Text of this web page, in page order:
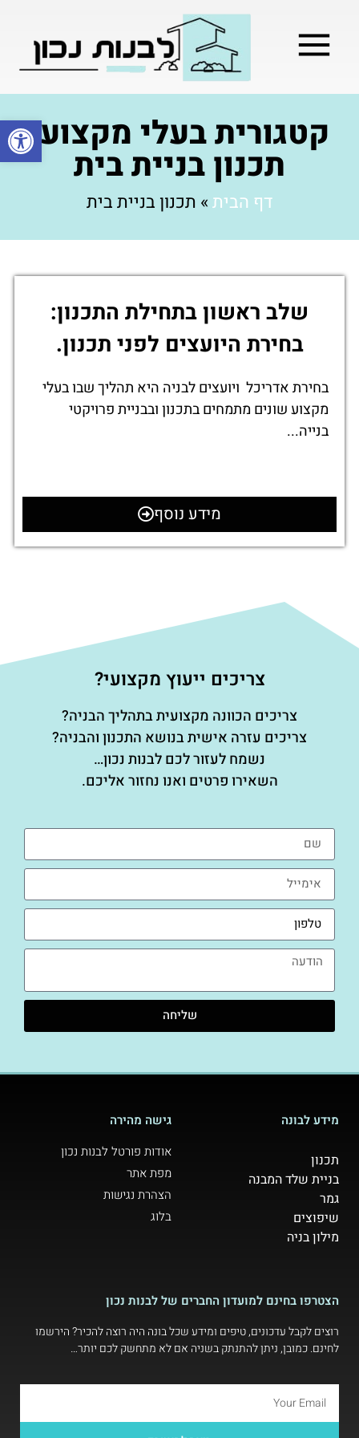
פתחקטגורית בעלי מקצוע:
תכנון בניית בית
דף הבית» תכנון בניית בית
שלב ראשון בתחילת התכנון:
בחירת היועצים לפני תכנון.
בחירת אדריכל ויועצים לבניה היא תהליך שבו בעלי
מקצוע שונים מתמחים בתכנון ובבניית פרויקטי
בנייה...
מידע נוסף
צריכים ייעוץ מקצועי?
צריכים הכוונה מקצועית בתהליך הבניה?
צריכים עזרה אישית בנושא התכנון והבניה?
נשמח לעזור לכם לבנות נכון…
השאירו פרטים ואנו נחזור אליכם.
שליחה
מידע לבונה
תכנון
בניית שלד המבנה
גמר
שיפוצים
מילון בניה
גישה מהירה
אודות פורטל לבנות נכון
מפת אתר
הצהרת נגישות
בלוג
הצטרפו בחינם למועדון החברים של לבנות נכון
רוצים לקבל עדכונים, טיפים ומידע שכל בונה היה רוצה להכיר? הירשמו
לחינם. כמובן, ניתן להתנתק בשניה אם לא מתחשק לכם יותר…